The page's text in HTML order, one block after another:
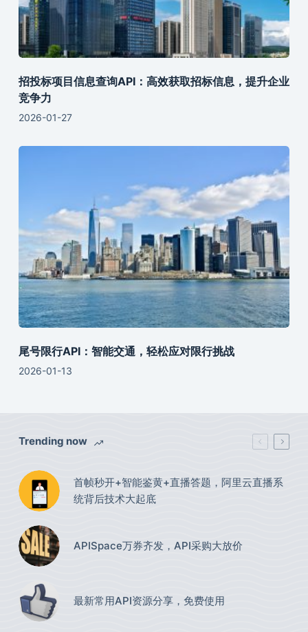
招投标项目信息查询API：高效获取招标信息，提升企业
竞争力
2026-01-27
尾号限行API：智能交通，轻松应对限行挑战
2026-01-13
Trending now
首帧秒开+智能鉴黄+直播答题，阿里云直播系
统背后技术大起底
APISpace万券齐发，API采购大放价
最新常用API资源分享，免费使用​